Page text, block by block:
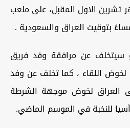
1 من شهر تشرين الاول المقبل، على ملعب
سيتخلف عن مرافقة وفد فريق
لخوض اللقاء ، كما تخلف عن وفد
العراق لخوض موجهة الشرطة
للنخبة في الموسم الماضي.